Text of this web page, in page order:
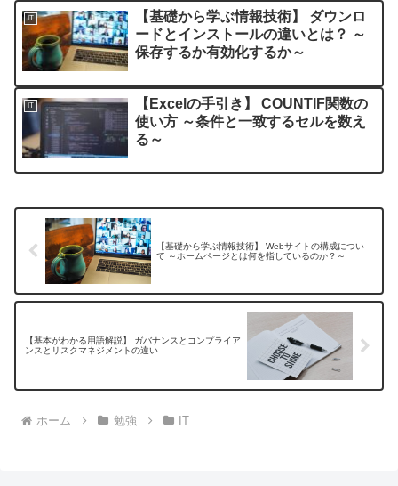
IT
【基礎から学ぶ情報技術】 ダウンロ
ードとインストールの違いとは？ ～
保存するか有効化するか～
IT
【Excelの手引き】 COUNTIF関数の
使い方 ～条件と一致するセルを数え
る～
【基礎から学ぶ情報技術】 Webサイトの構成につい
て ～ホームページとは何を指しているのか？～
【基本がわかる用語解説】 ガバナンスとコンプライア
ンスとリスクマネジメントの違い
ホーム 勉強 IT